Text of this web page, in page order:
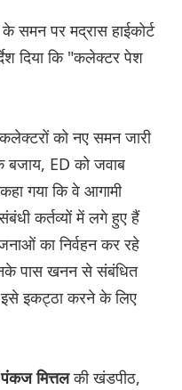
समन पर मद्रास हाईकोर्ट
दिया कि "कलेक्टर पेश
को नए समन जारी
बजाय, ED को जवाब
गया कि वे आगामी
कर्तव्यों में लगे हुए हैं
का निर्वहन कर रहे
पास खनन से संबंधित
इसे इकट्ठा करने के लिए
मित्तलकी खंडपीठ,